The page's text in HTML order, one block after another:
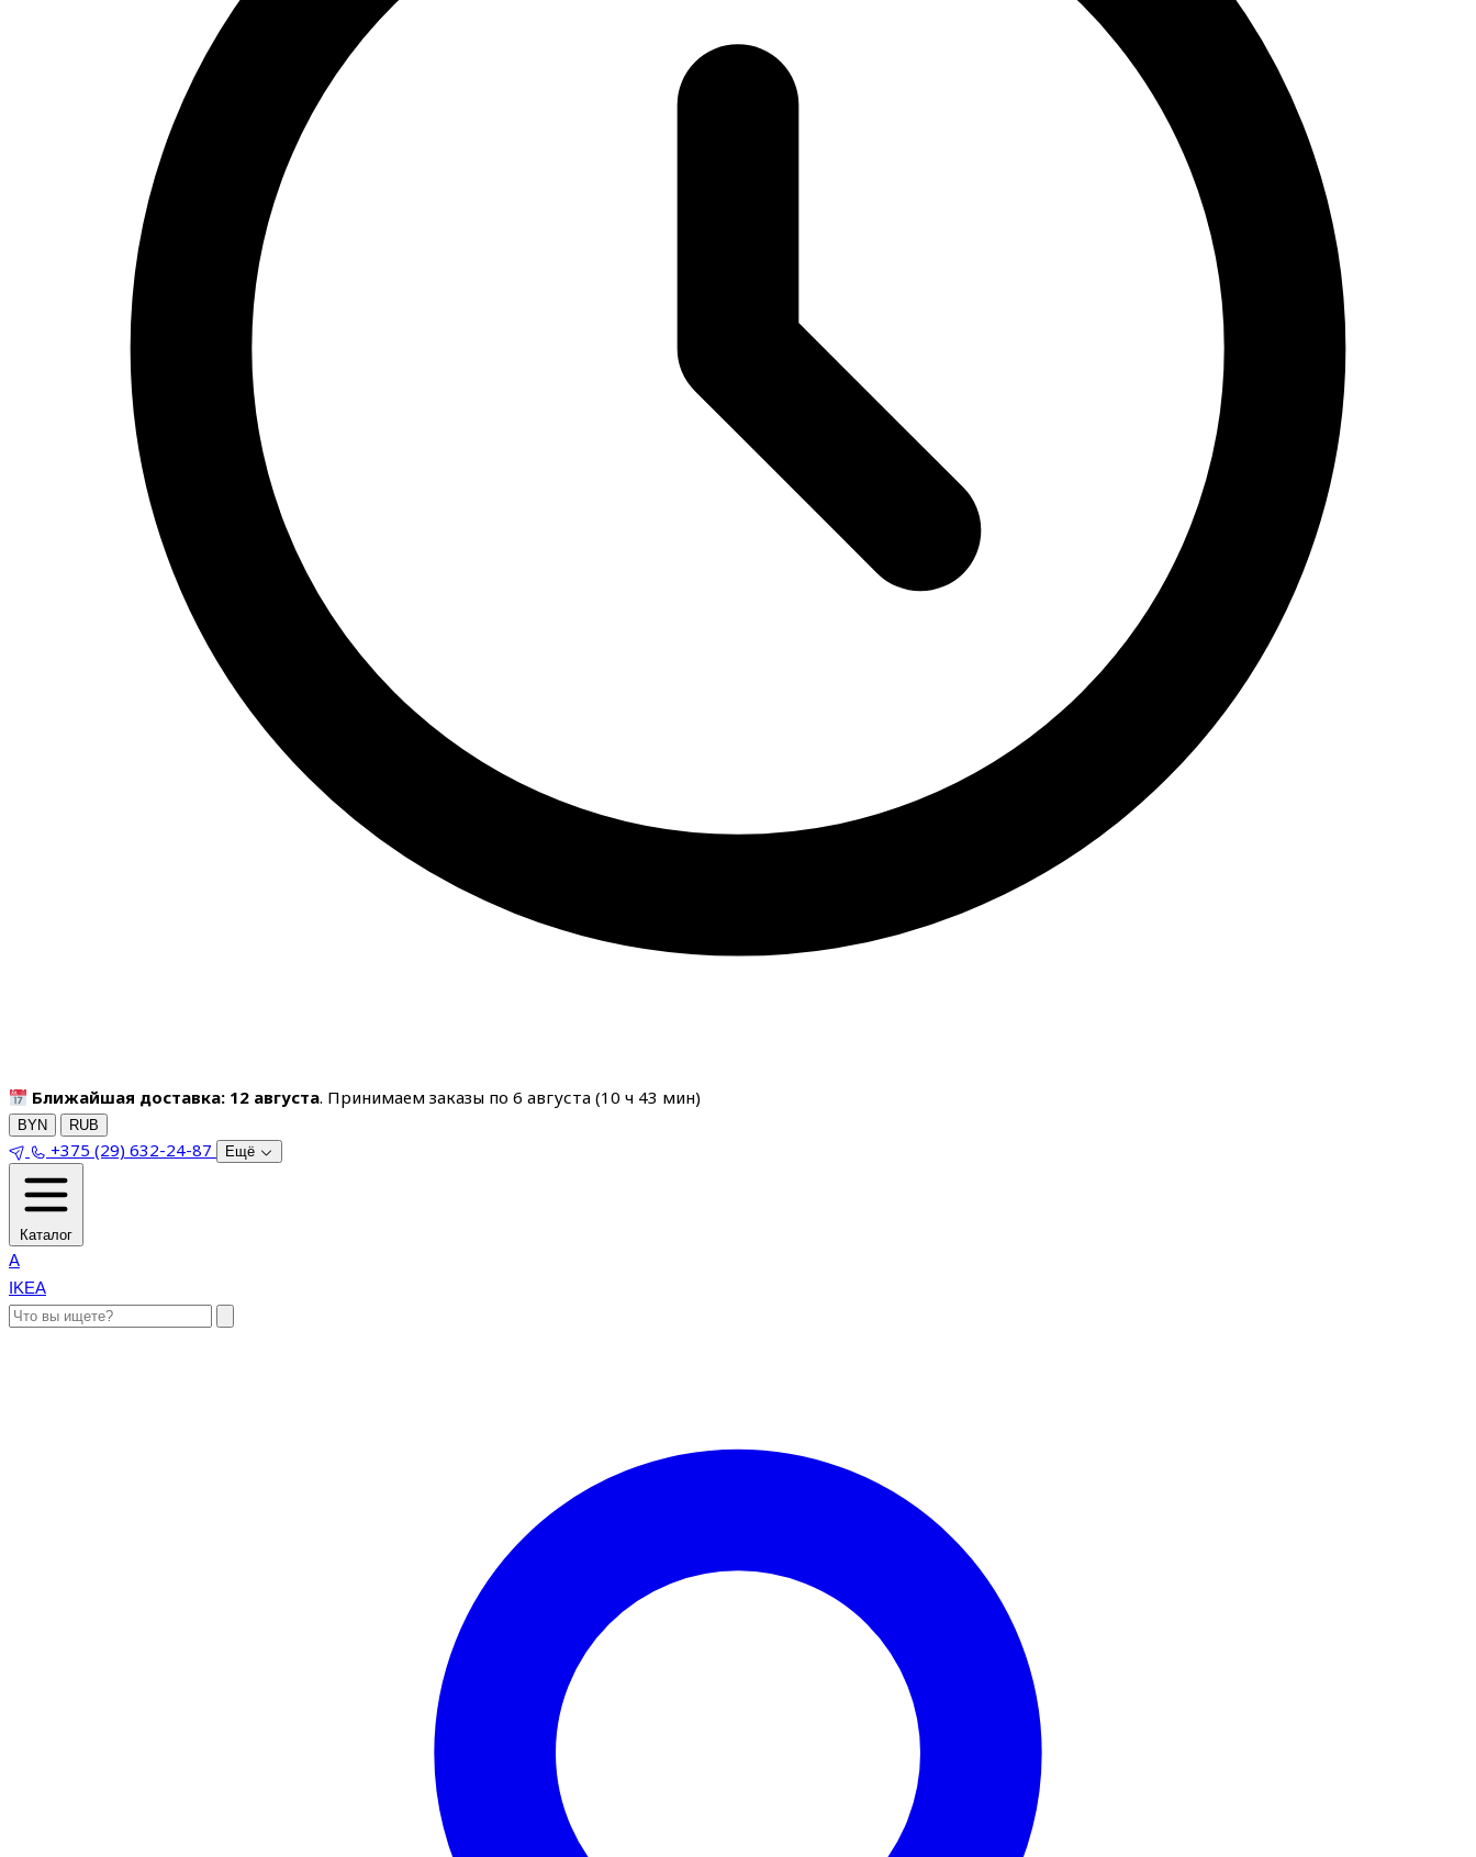
Ближайшая доставка: 12 августа. Принимаем заказы по 6 августа (10 ч 43 мин)
BYN RUB
+375 (29) 632-24-87 Ещё
Каталог
A
IKEA